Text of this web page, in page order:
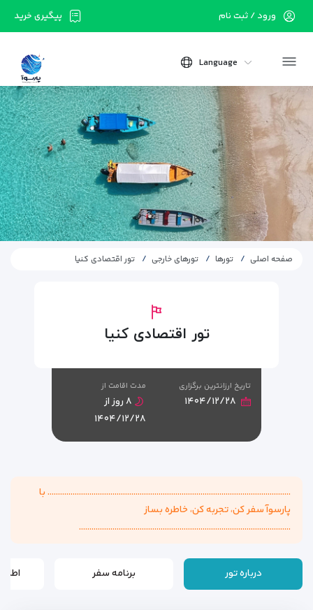
پیگیری خرید ورود / ثبت نام
Language
صفحه اصلی تورها تورهای خارجی تور اقتصادی کنیا
تور اقتصادی کنیا
تاریخ ارزانترین برگزاری
۱۴۰۴/۱۲/۲۸
مدت اقامت از
۸ روز از
۱۴۰۴/۱۲/۲۸
.................................................................................................................... با
پارسوآ سفر کن، تجربه کن، خاطره بساز
.....................................................................................................
درباره تور برنامه سفر